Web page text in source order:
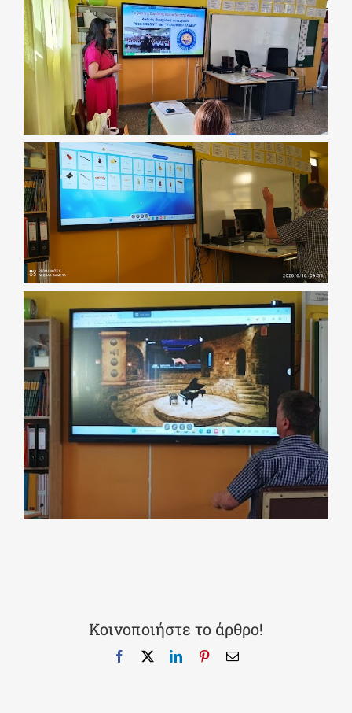
Κοινοποιήστε το άρθρο!
Facebook LinkedInPinterestEmail